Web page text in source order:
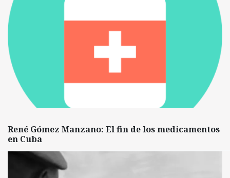
René Gómez Manzano: El fin de los medicamentos
en Cuba